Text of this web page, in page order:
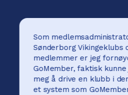
Som
Sønderborg Vikingeklubs
medlemmer er jeg
GoMember, faktisk
meg å drive en klubb i
et system som